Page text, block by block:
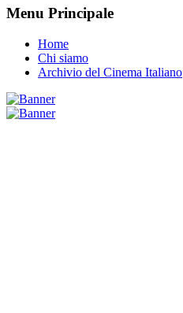
Menu Principale
Home
Chi siamo
Archivio del Cinema Italiano